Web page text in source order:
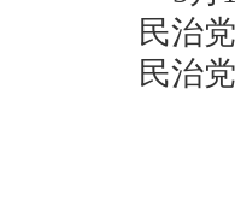
民治
民治